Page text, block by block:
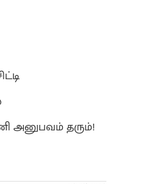
அனுபவம் தரும்!